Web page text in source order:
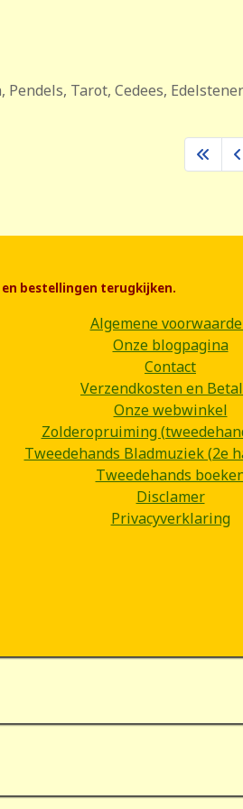
Tarot, Cedees,
en bestellingen terugkijken.
Algemene
Onze blogpagina
Contact
Verzendkosten en
Onze webwinkel
Zolderopruiming
Tweedehands Bladmuziek (2e
Tweedehands
Disclamer
Privacyverklaring